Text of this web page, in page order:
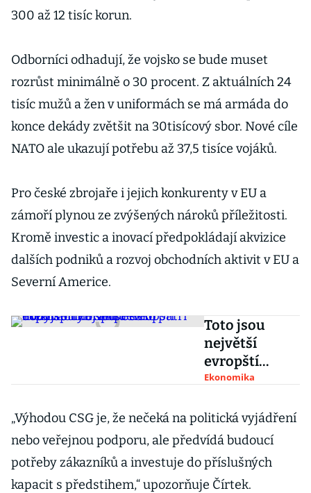
300 až 12 tisíc korun.
Odborníci odhadují, že vojsko se bude muset
rozrůst minimálně o 30 procent. Z aktuálních 24
tisíc mužů a žen v uniformách se má armáda do
konce dekády zvětšit na 30tisícový sbor. Nové cíle
NATO ale ukazují potřebu až 37,5 tisíce vojáků.
Pro české zbrojaře i jejich konkurenty v EU a
zámoří plynou ze zvýšených nároků příležitosti.
Kromě investic a inovací předpokládají akvizice
dalších podniků a rozvoj obchodních aktivit v EU a
Severní Americe.
Toto jsou
největší
evropští
exportéři
patří mezi
špičku spolu s
impériem
Ekonomika
„Výhodou CSG je, že nečeká na politická vyjádření
nebo veřejnou podporu, ale předvídá budoucí
potřeby zákazníků a investuje do příslušných
kapacit s předstihem,“ upozorňuje Čírtek.